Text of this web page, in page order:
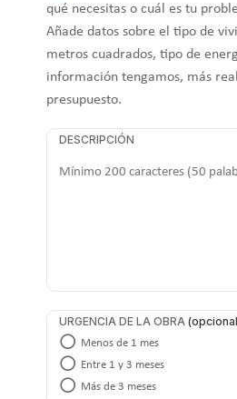
qué necesitas o cuál es tu
Añade datos sobre el tipo de
metros cuadrados, tipo de
información tengamos, más
presupuesto.
DESCRIPCIÓN
URGENCIA DE LA OBRA
Menos de 1 mes
Entre 1 y 3 meses
Más de 3 meses